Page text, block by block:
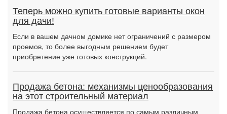
Теперь можно купить готовые варианты окон
для дачи!
Если в вашем дачном домике нет ограничений с размером
проемов, то более выгодным решением будет
приобретение уже готовых конструкций.
Продажа бетона: механизмы ценообразования
на этот строительный материал
Продажа бетона осуществляется по самым различным